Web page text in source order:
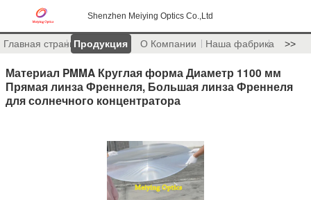
Shenzhen Meiying Optics Co.,Ltd
Главная страницаПродукция О Компании Наша фабрика >>
Материал PMMA Круглая форма Диаметр 1100 мм
Прямая линза Френнеля, Большая линза Френнеля
для солнечного концентратора